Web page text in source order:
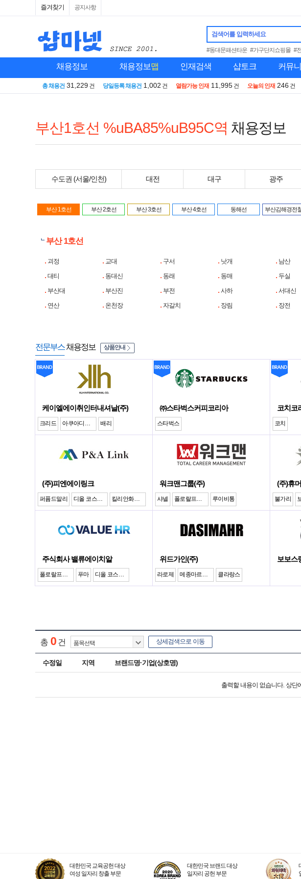
즐겨찾기 공지사항
검색어를 입력하세요
#동대문패션타운 #가구단지쇼핑몰 #
채용정보 채용정보맵 인재검색 샵토크 커뮤
총 채용건 31,229 건 당일등록 채용건 1,002 건 열람가능 인재 11,995 건 오늘의 인재 246 건
부산1호선 %uBA85%uB95C역 채용정보
수도권 (서울/인천) 대전 대구 광주
부산 1호선 부산 2호선 부산 3호선 부산 4호선 동해선 부산김해경전
부산 1호선
괴정 교대 구서 낫개 남산
대티
동대신 동래 동매 두실
부산대
부산진 부전 사하 서대신
연산
온천장 자갈치 장림 장전
전문부스채용정보 상품안내
케이엘에이취인터내셔날(주)
크리드 아쿠아디파르마 배리
㈜스타벅스커피코리아
스타벅스
코치코
코치
(주)피엔에이링크
퍼퓸드말리 디올 코스메틱 킬리안화장품
워크맨그룹(주)
샤넬 폴로랄프로렌 루이비통
(주)휴
불가리
주식회사 밸류에이치알
폴로랄프로렌 푸마 디올 코스메틱
위드가인(주)
라로제 메종마르지엘라 클라랑스
보보스
총 0 건 상세검색으로 이동
수정일 지역 브랜드명·기업(상호명)
출력할 내용이 없습니다. 상단
대한민국 교육공헌 대상
여성 일자리 창출 부문
대한민국 브랜드 대상
일자리 공헌 부문